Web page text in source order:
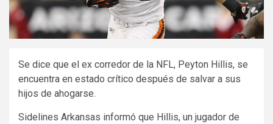
Se dice que el ex corredor de la NFL, Peyton Hillis, se
encuentra en estado crítico después de salvar a sus
hijos de ahogarse.
Sidelines Arkansas informó que Hillis, un jugador de